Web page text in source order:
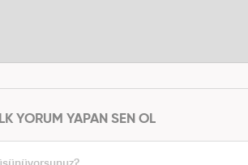
İLK YORUM YAPAN SEN OL